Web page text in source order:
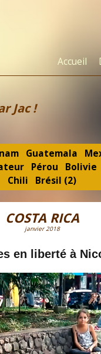
Accueil
Jac !
Guatemala
Pérou Bolivie
Chili
Brésil (2)
COSTA RICA
janvier 2018
en liberté à
Video
Player